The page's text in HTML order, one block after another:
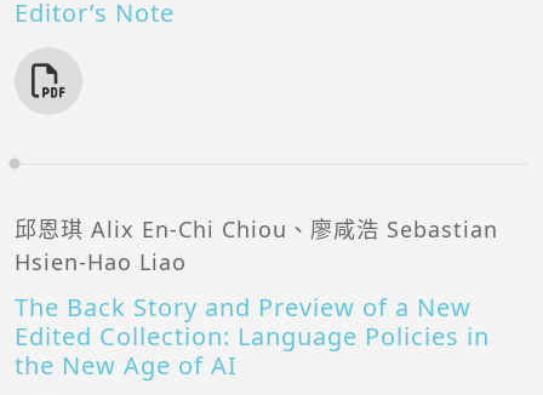
Editor’s Note
邱恩琪 Alix En-Chi Chiou、廖咸浩 Sebastian
Hsien-Hao Liao
The Back Story and Preview of a New
Edited Collection: Language Policies in
the New Age of AI